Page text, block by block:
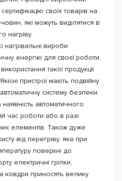
своїх товарів на
які можуть виділятися в
нагріву.
вироби
енергію для своєї роботи,
такої продукції
пристрої мають подвійну
автоматичну систему безпеки.
автоматичного
час роботи або в разі
елементів. Також дуже
від перегріву, яка при
поверхні до
електричні грілки,
ковдри приносять велику